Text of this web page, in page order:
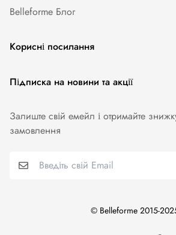
Belleforme Блог
Корисні посилання
Жіноча білизна
Купальники
Колготи. Панчохи. Шкарпетки
Підписка на новини та акції
Залиште свій емейл і отримайте
замовлення
© Belleforme 2015-